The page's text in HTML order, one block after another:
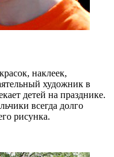
наклеек,
художник в
детей на празднике.
всегда долго
рисунка.